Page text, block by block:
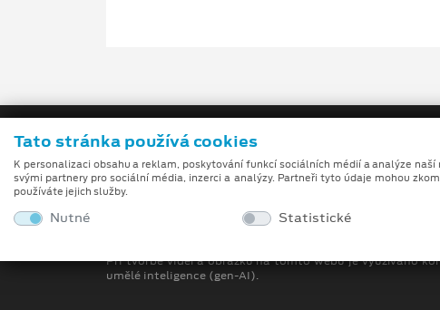
Obchodní podmínky
Při tvorbě videí a obrázků na tomto webu je využíváno
umělé inteligence (gen-AI).
Tato stránka používá cookies
K personalizaci obsahu a reklam, poskytování funkcí sociálních médií a analýze
svými partnery pro sociální média, inzerci a analýzy. Partneři tyto údaje mohou
používáte jejich služby.
Nutné Statistické